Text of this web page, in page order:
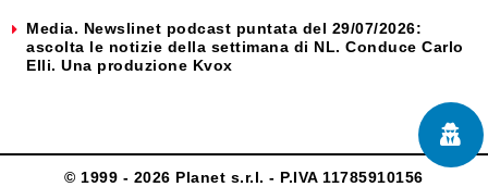
Media. Newslinet podcast puntata del 29/07/2026:
ascolta le notizie della settimana di NL. Conduce Carlo
Elli. Una produzione Kvox
© 1999 - 2026 Planet s.r.l. - P.IVA 11785910156